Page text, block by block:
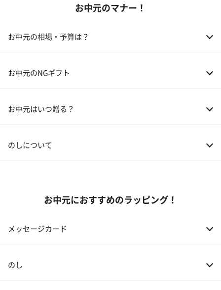
03 ギフトカタログ
お中元のマナー！
お中元の相場・予算は？
02 兄弟、姉妹 3,000～5,000円
04 会社の上司 5,000円程度
お中元のNGギフト
お中元はいつ贈る？
のしについて
お中元におすすめのラッピング！
メッセージカード
のし